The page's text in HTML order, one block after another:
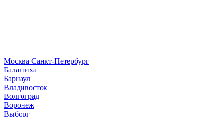
Москва Санкт-Петербург
Балашиха
Барнаул
Владивосток
Волгоград
Воронеж
Выборг